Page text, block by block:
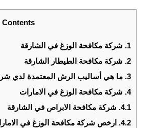
Contents
1. شركة مكافحة الوزغ في الشارقة
2. شركة مكافحة الطيطار الشارقة
3. ما هي أساليب الرش المعتمدة لدي
4. شركة مكافحة الوزغ في الامارات
4.1. شركة مكافحة الابراص في الشارقة
4.2.
ارخص شركة مكافحة الوزغ في